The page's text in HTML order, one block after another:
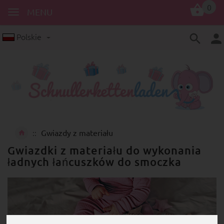
Polskie
Gwiazdy z materiału
Gwiazdki z materiału do wykonania
ładnych łańcuszków do smoczka